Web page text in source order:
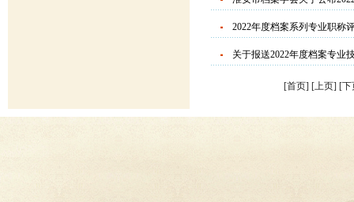
2022年度档案系列专业职称
关于报送2022年度档案专业
[首页] [上页] [下